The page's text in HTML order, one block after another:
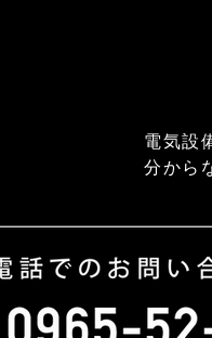
電気設
分から